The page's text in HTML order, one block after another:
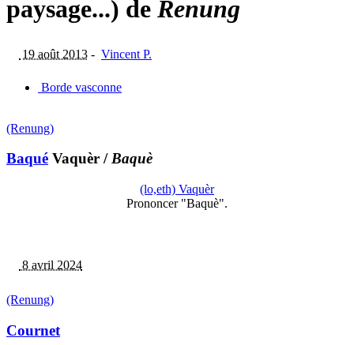
paysage...) de Renung
19 août 2013 - Vincent P.
Borde vasconne
(Renung)
Baqué Vaquèr /Baquè
(lo,eth) Vaquèr
Prononcer "Baquè".
8 avril 2024
(Renung)
Cournet